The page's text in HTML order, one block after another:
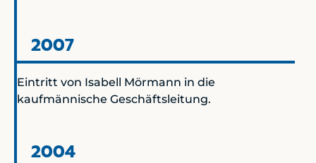
2007
Eintritt von Isabell Mörmann in die
kaufmännische Geschäftsleitung.
2004